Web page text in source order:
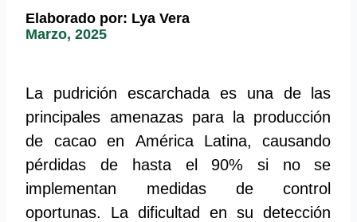
Elaborado por: Lya Vera
Marzo, 2025
La pudrición escarchada es una de las
principales amenazas para la producción
de cacao en América Latina, causando
pérdidas de hasta el 90% si no se
implementan medidas de control
oportunas. La dificultad en su detección